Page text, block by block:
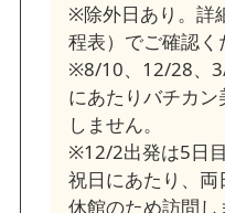
※除外日あり。詳
程表）でご確認く
※8/10、12/28、
にあたりバチカ
しません。
※12/2出発は5日
祝日にあたり、
休館のため訪問し